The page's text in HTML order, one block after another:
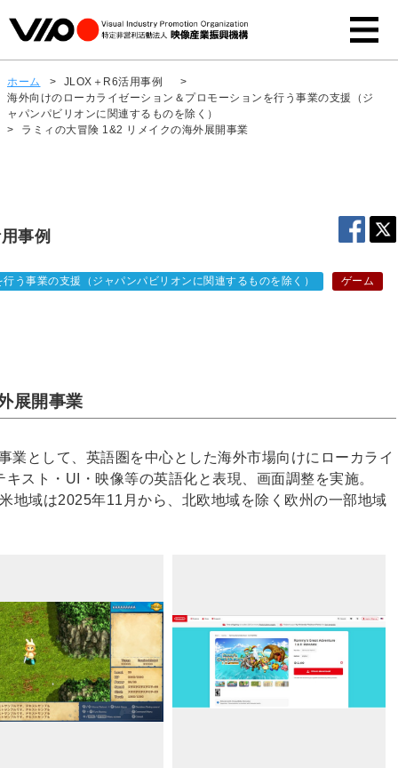
ホーム > JLOX＋R6活用事例
>
海外向けのローカライゼーション＆プロモーションを行う事業の支援（ジ
ャパンパビリオンに関連するものを除く）
>
ラミィの大冒険 1&2 リメイクの海外展開事業
事例
う事業の支援（ジャパンパビリオンに関連するものを除く） ゲーム
展開事業
業として、英語圏を中心とした海外市場向けにローカライ
スト・UI・映像等の英語化と表現、画面調整を実施。
地域は2025年11月から、北欧地域を除く欧州の一部地域